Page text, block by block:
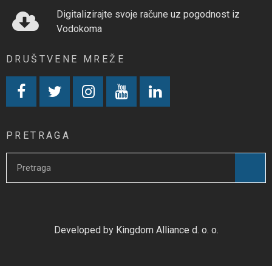
Digitalizirajte svoje račune uz pogodnost iz
Vodokoma
DRUŠTVENE MREŽE
PRETRAGA
Developed by Kingdom Alliance d. o. o.